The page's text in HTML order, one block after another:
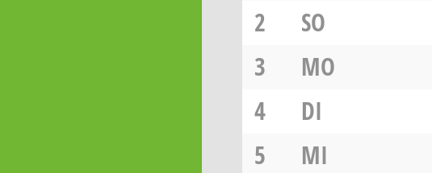
2
SO
3
MO
4
DI
5
MI